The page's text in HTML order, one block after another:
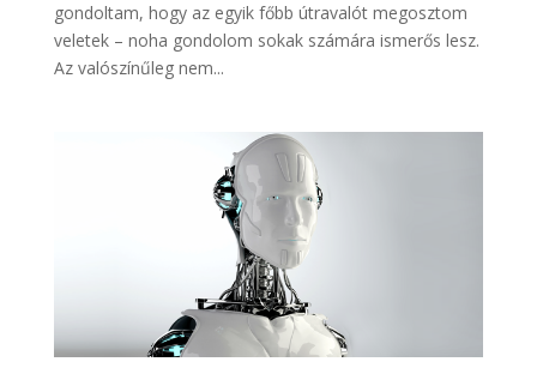
gondoltam, hogy az egyik főbb útravalót megosztom
veletek – noha gondolom sokak számára ismerős lesz.
Az valószínűleg nem...